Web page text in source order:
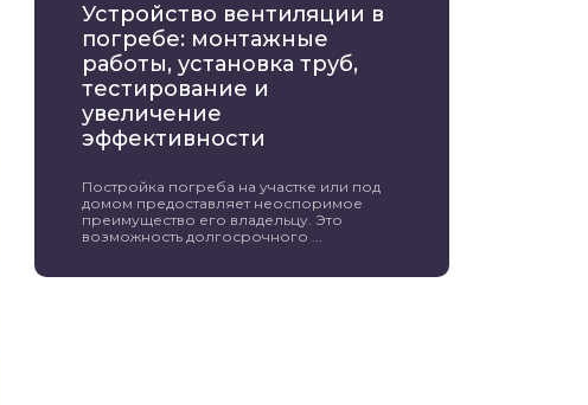
Устройство вентиляции в
погребе: монтажные
работы, установка труб,
тестирование и
увеличение
эффективности
Постройка погреба на участке или под
домом предоставляет неоспоримое
преимущество его владельцу. Это
возможность долгосрочного ...